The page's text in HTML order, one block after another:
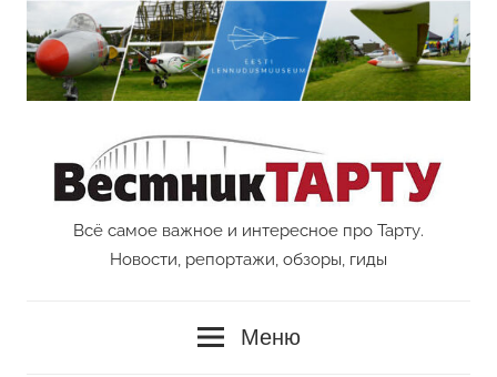
Перейти
содержимому
Vestnik
Всё самое важное и интересное про Тарту.
Новости, репортажи, обзоры, гиды
Меню